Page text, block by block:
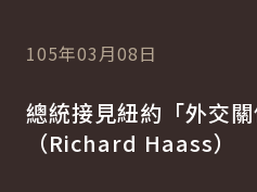
105年03月08日
總統接見紐約「外交
（Richard Haass）